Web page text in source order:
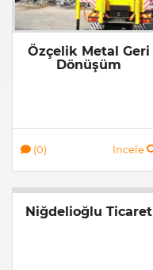
Özçelik Metal Geri
Dönüşüm
(0) İncele
Niğdelioğlu Ticaret